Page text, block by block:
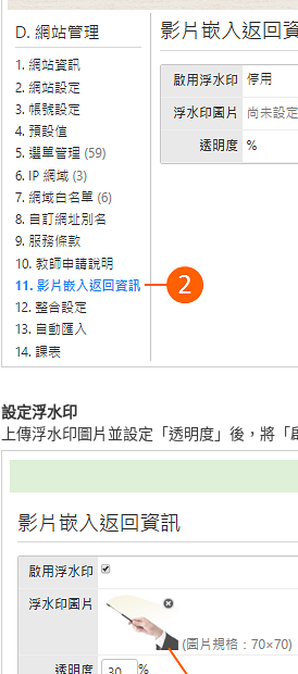
設定浮水印
上傳浮水印圖片並設定「透明度」後，將